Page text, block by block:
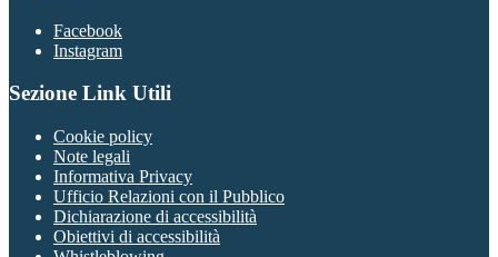
Facebook
Instagram
Sezione Link Utili
Cookie policy
Note legali
Informativa Privacy
Ufficio Relazioni con il Pubblico
Dichiarazione di accessibilità
Obiettivi di accessibilità